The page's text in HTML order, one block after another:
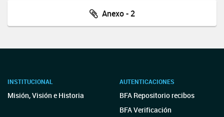
Anexo - 2
INSTITUCIONAL
Misión, Visión e Historia
AUTENTICACIONES
BFA Repositorio recibos
BFA Verificación